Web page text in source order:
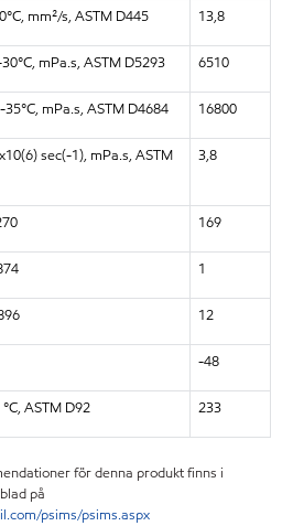
mm²/s, ASTM D445 13,8
mPa.s, ASTM D5293 6510
mPa.s, ASTM D4684 16800
sec(-1), mPa.s, ASTM
3,8
169
1
12
-48
ASTM D92 233
för denna produkt finns i
på
psims/psims.aspx